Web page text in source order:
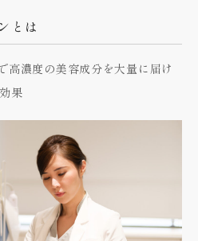
とは
高濃度の美容成分を大量に届け
果